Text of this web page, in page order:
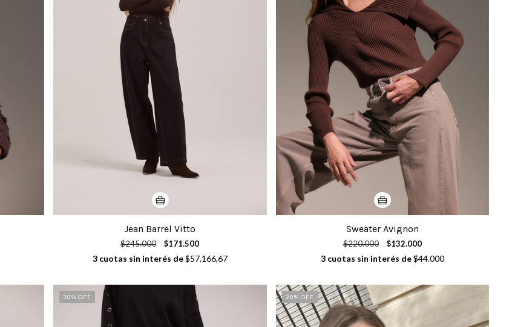
Jean Barrel Vitto
$245.000 $171.500
3 cuotas sin interés de$57.166,67
Sweater Avignon
$220.000 $132.000
3 cuotas sin interés de$44.000
30% OFF 20% OFF